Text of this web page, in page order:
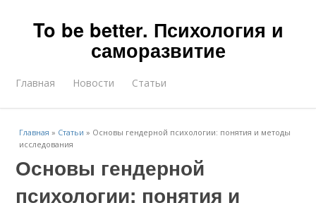
To be better. Психология и
саморазвитие
Главная Новости Статьи
Главная » Статьи » Основы гендерной психологии: понятия и методы
исследования
Основы гендерной
психологии: понятия и